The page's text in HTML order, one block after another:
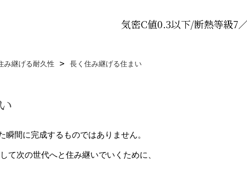
気密C値0.3以下/断熱等級7
み継げる耐久性 長く住み継げる住まい
瞬間に完成するものではありません。
て次の世代へと住み継いでいくために、